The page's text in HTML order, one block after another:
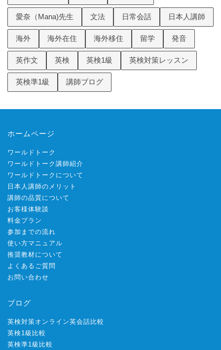
愛奈（Mana)先生 文法 日常会話 日本人講師
海外 海外在住 海外移住 留学 発音
英作文 英検 英検1級 英検対策レッスン
英検準1級 講師ブログ
ホームページ
ワールドトーク
ワールドトーク講師紹介
ワールドトークについて
日本人講師のメリット
講師の品質について
お客様体験談
料金プラン
参加までの流れ
使い方マニュアル
推奨教材について
よくあるご質問
お問い合わせ
ブログ
英検対策オンライン英会話比較
英検1級比較
英検準1級比較